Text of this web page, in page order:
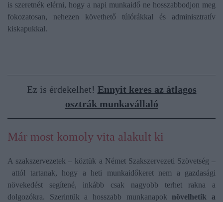
is szeretnék elérni, hogy a napi munkaidő ne hosszabbodjon meg
fokozatosan, nehezen követhető túlórákkal és adminisztratív
kiskapukkal.
Ez is érdekelhet! Ennyit keres az átlagos
osztrák munkavállaló
Már most komoly vita alakult ki
A szakszervezetek – köztük a Német Szakszervezeti Szövetség –
attól tartanak, hogy a heti munkaidőkeret nem a gazdasági
növekedést segítené, inkább csak nagyobb terhet rakna a
dolgozókra. Szerintük a hosszabb munkanapok növelhetik a